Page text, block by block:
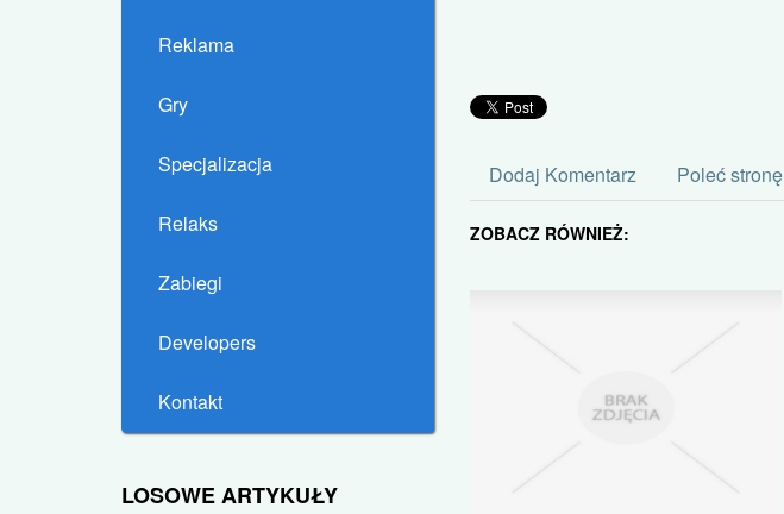
Reklama
Gry
Specjalizacja
Relaks
Zabiegi
Developers
Kontakt
LOSOWE ARTYKUŁY
Dodaj Komentarz Poleć stronę
ZOBACZ RÓWNIEŻ: